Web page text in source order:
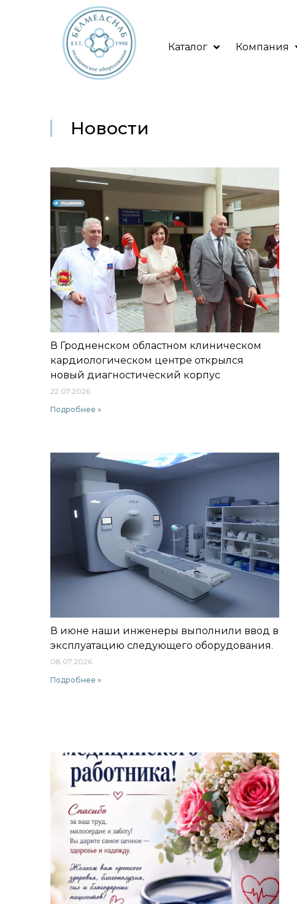
Каталог Компания
Новости
В Гродненском областном клиническом
кардиологическом центре открылся
новый диагностический корпус
22.07.2026
Подробнее »
В июне наши инженеры выполнили ввод в
эксплуатацию следующего оборудования.
08.07.2026
Подробнее »